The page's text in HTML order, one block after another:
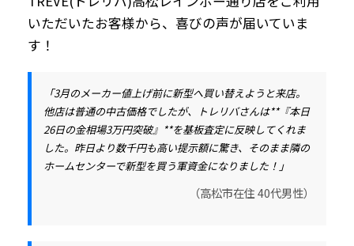
いただいたお客様から、喜びの声が届いていま
す！
「3月のメーカー値上げ前に新型へ買い替えようと来店。
他店は普通の中古価格でしたが、トレリバさんは**『本日
26日の金相場3万円突破』**を基板査定に反映してくれま
した。昨日より数千円も高い提示額に驚き、そのまま隣の
ホームセンターで新型を買う軍資金になりました！」
（高松市在住 40代男性）